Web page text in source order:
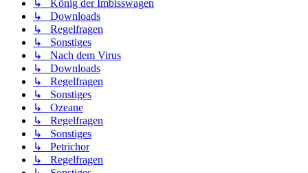
↳ König der Imbisswagen
↳ Downloads
↳ Regelfragen
↳ Sonstiges
↳ Nach dem Virus
↳ Downloads
↳ Regelfragen
↳ Sonstiges
↳ Ozeane
↳ Regelfragen
↳ Sonstiges
↳ Petrichor
↳ Regelfragen